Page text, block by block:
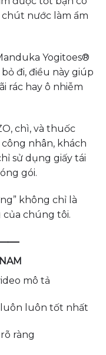
nước làm ẩm
Yogitoes®
đi, điều này giúp
rác hay ô nhiễm
chì, và thuốc
nhân, khách
sử dụng giấy tái
gói.
không chỉ là
chúng tôi.
mô tả
luôn luôn tốt nhất
ràng